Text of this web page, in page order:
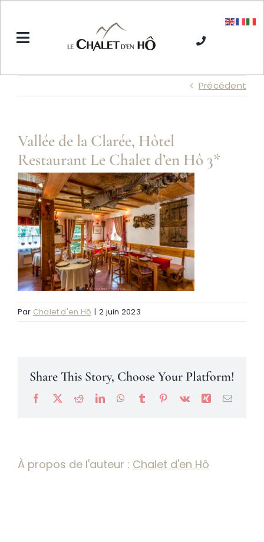
contenu
Toggle
Navigation
Accueil
Séjours hiver
Séjours été
Tarifs
Névache
Précédent
Vallée de la Clarée, Hôtel
Restaurant Le Chalet d’en Hô 3*
Par Chalet d'en Hô | 2 juin 2023
Share This Story, Choose Your Platform!
Facebook
X RedditLinkedInWhatsApp
TumblrPinterest
Vk Xing Email
À propos de l'auteur : Chalet d'en Hô